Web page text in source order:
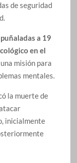
de seguridad
a 19
en el
misión para
mentales.
la muerte de
inicialmente